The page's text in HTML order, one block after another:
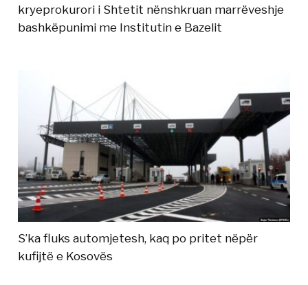
kryeprokurori i Shtetit nënshkruan marrëveshje
bashkëpunimi me Institutin e Bazelit
S’ka fluks automjetesh, kaq po pritet nëpër
kufijtë e Kosovës